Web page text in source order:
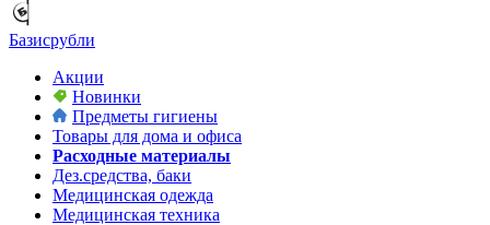
Базисрубли
Акции
Новинки
Предметы гигиены
Товары для дома и офиса
Расходные материалы
Дез.средства, баки
Медицинская одежда
Медицинская техника